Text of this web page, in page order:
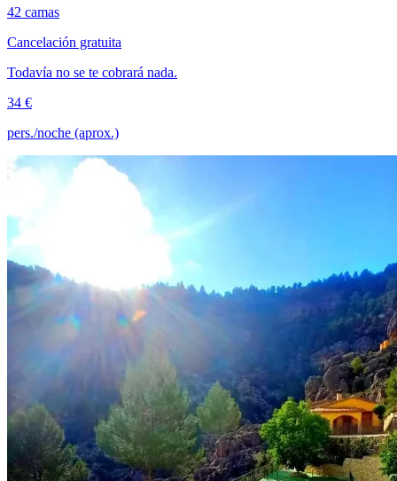
42 camas
Cancelación gratuita
Todavía no se te cobrará nada.
34 €
pers./noche (aprox.)